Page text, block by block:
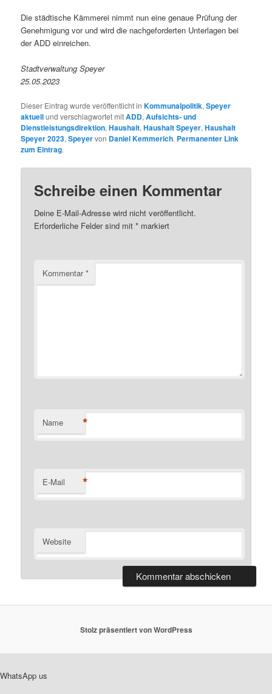
Die städtische Kämmerei nimmt nun eine genaue Prüfung der
Genehmigung vor und wird die nachgeforderten Unterlagen bei
der ADD einreichen.
Stadtverwaltung Speyer
25.05.2023
Dieser Eintrag wurde veröffentlicht inKommunalpolitik,Speyer
aktuellund verschlagwortet mitADD,Aufsichts- und
Dienstleistungsdirektion,Haushalt,Haushalt Speyer,Haushalt
Speyer 2023,Speyervon Daniel Kemmerich. Permanenter Link
zum Eintrag.
Schreibe einen Kommentar
Deine E-Mail-Adresse wird nicht veröffentlicht.
Erforderliche Felder sind mit* markiert
Kommentar*
Name *
E-Mail *
Website
Stolz präsentiert von WordPress
WhatsApp us